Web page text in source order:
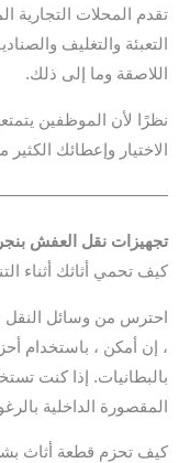
تقدم المحلات التجارية
التعبئة والتغليف
اللاصقة وما إلى ذلك.
نظرًا لأن الموظفين
الاختيار وإعطائك
تجهيزات نقل العفش
كيف تحمي أثاثك أثناء
احترس من وسائل النقل ،
، إن أمكن ، باستخدام
بالبطانيات. إذا كنت
المقصورة الداخلية
كيف تحزم قطعة أثاث